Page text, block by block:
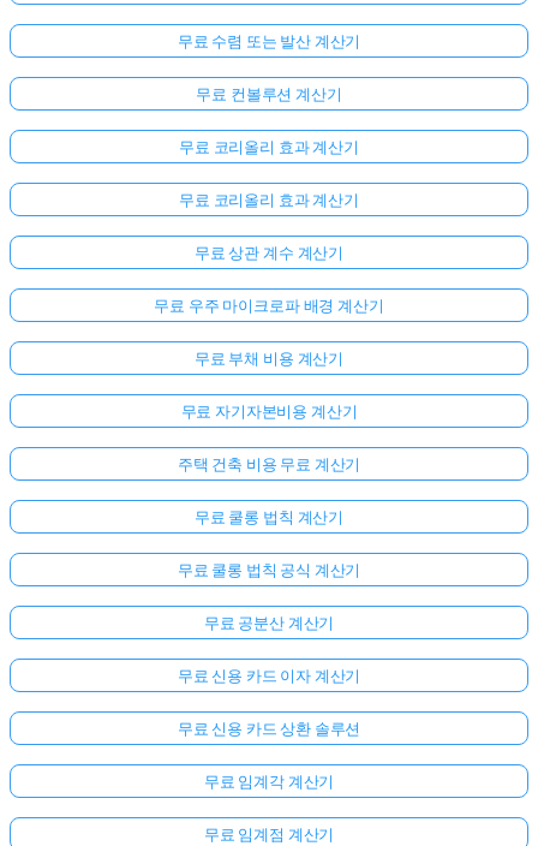
무료 수렴 또는 발산 계산기
무료 컨볼루션 계산기
무료 코리올리 효과 계산기
무료 코리올리 효과 계산기
무료 상관 계수 계산기
무료 우주 마이크로파 배경 계산기
무료 부채 비용 계산기
무료 자기자본비용 계산기
주택 건축 비용 무료 계산기
무료 쿨롱 법칙 계산기
무료 쿨롱 법칙 공식 계산기
무료 공분산 계산기
무료 신용 카드 이자 계산기
무료 신용 카드 상환 솔루션
무료 임계각 계산기
무료 임계점 계산기